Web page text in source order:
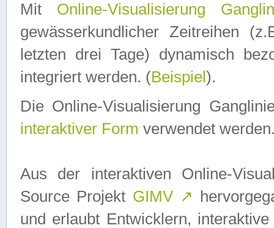
Mit Online-Visualisierung
gewässerkundlicher Zeitreihen
letzten drei Tage) dynamisch
integriert werden. (Beispiel ).
Die Online-Visualisierung
interaktiver Form verwendet
Aus der interaktiven Online-
Source Projekt GIMV ↗
und erlaubt Entwicklern,